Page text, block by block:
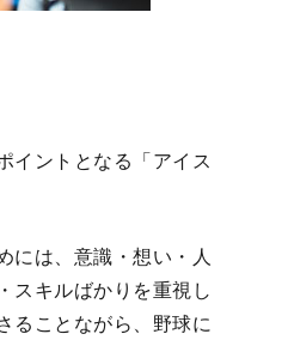
イントとなる「アイス
には、意識・想い・人
スキルばかりを重視し
ることながら、野球に